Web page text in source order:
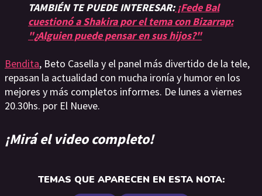
TAMBIÉN TE PUEDE INTERESAR:¡Fede Bal
cuestionó a Shakira por el tema con Bizarrap:
"¿Alguien puede pensar en sus hijos?"
Bendita, Beto Casella y el panel más divertido de la tele,
repasan la actualidad con mucha ironía y humor en los
mejores y más completos informes. De lunes a viernes
20.30hs. por El Nueve.
¡Mirá el video completo!
TEMAS QUE APARECEN EN ESTA NOTA: